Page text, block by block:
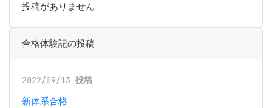
投稿がありません
合格体験記の投稿
2022/09/13 投稿
新体系合格